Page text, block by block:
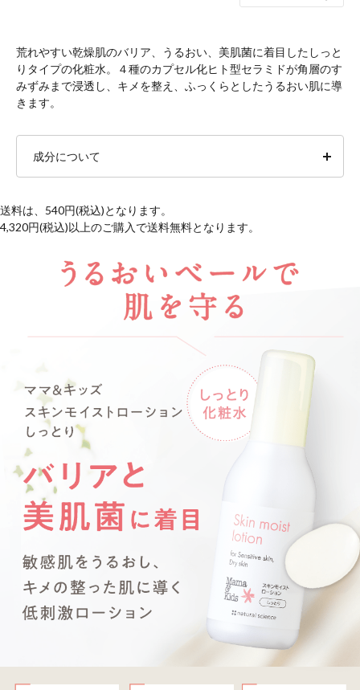
荒れやすい乾燥肌のバリア、うるおい、美肌菌に着目したしっと
りタイプの化粧水。４種のカプセル化ヒト型セラミドが角層のす
みずみまで浸透し、キメを整え、ふっくらとしたうるおい肌に導
きます。
成分について